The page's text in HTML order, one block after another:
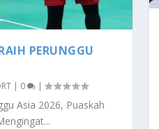
PERUNGGU
| 0 |
Asia 2026, Puaskah